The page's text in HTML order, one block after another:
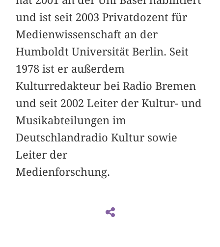
und ist seit 2003 Privatdozent für
Medienwissenschaft an der
Humboldt Universität Berlin. Seit
1978 ist er außerdem
Kulturredakteur bei Radio Bremen
und seit 2002 Leiter der Kultur- und
Musikabteilungen im
Deutschlandradio Kultur sowie
Leiter der
Medienforschung.